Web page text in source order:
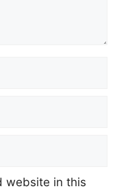
website in this